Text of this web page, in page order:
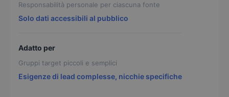
Responsabilità personale per ciascuna fonte
Solo dati accessibili al pubblico
Adatto per
Gruppi target piccoli e semplici
Esigenze di lead complesse, nicchie specifiche